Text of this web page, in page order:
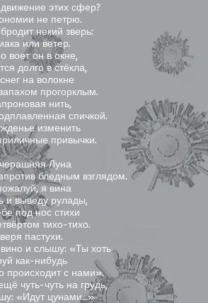
этих сфер?
не петрю.
некий зверь:
или ветер.
воет он в окне,
долго в стёкла,
на волокне
прогорклым.
нить,
спичкой.
изменить
привычки.
Луна
бледным взглядом.
я вина
и выведу рулады,
под нос стихи
тихо-тихо.
пастухи.
и слышу: «Ты хоть
как-нибудь
происходит с нами».
чуть-чуть на грудь,
«Идут цунами…»